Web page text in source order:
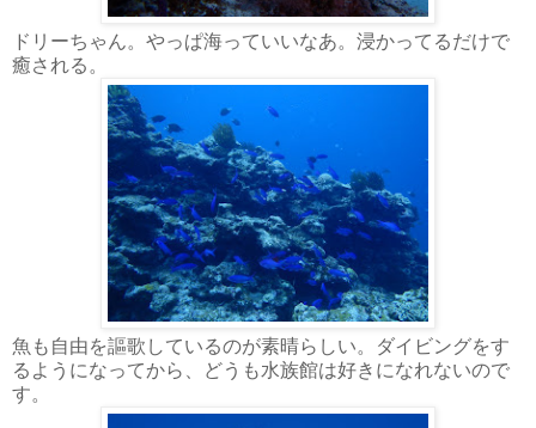
ドリーちゃん。やっぱ海っていいなあ。浸かってるだけで
癒される。
魚も自由を謳歌しているのが素晴らしい。ダイビングをす
るようになってから、どうも水族館は好きになれないので
す。